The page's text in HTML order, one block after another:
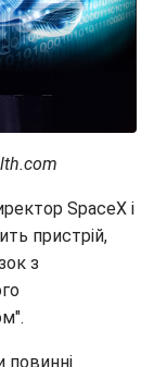
SpaceX і
пристрій,
з